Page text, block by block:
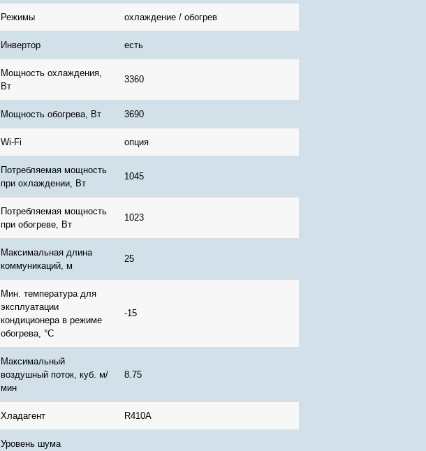
Режимы охлаждение / обогрев
Инвертор есть
Мощность охлаждения,
Вт
3360
Мощность обогрева, Вт 3690
Wi-Fi опция
Потребляемая мощность
при охлаждении, Вт
1045
Потребляемая мощность
при обогреве, Вт
1023
Максимальная длина
коммуникаций, м
25
Мин. температура для
эксплуатации
кондиционера в режиме
обогрева, °С
-15
Максимальный
воздушный поток, куб. м/
мин
8.75
Хладагент R410A
Уровень шума